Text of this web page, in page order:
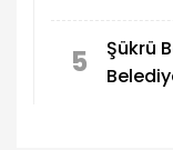
5
Şükrü